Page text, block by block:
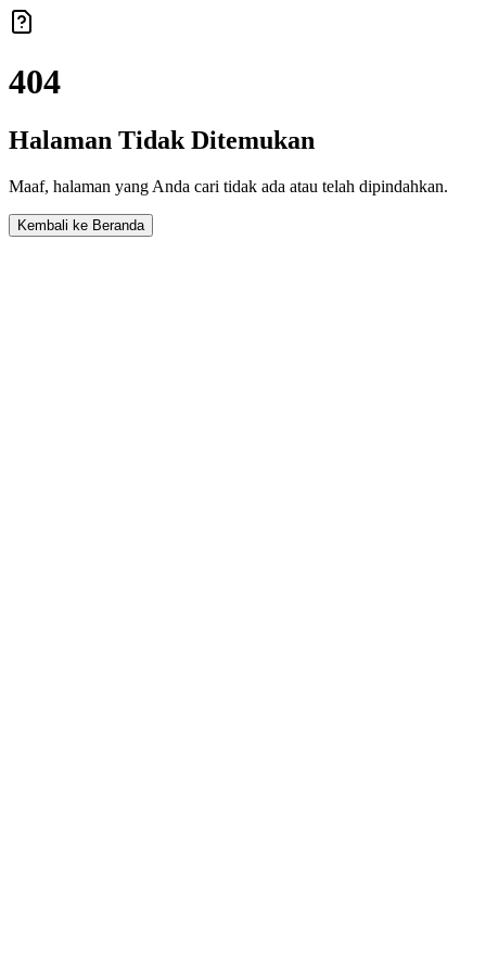
404
Halaman Tidak Ditemukan
Maaf, halaman yang Anda cari tidak ada atau telah dipindahkan.
Kembali ke Beranda